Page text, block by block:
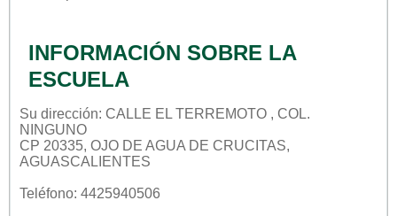
INFORMACIÓN SOBRE LA
ESCUELA
Su dirección: CALLE EL TERREMOTO , COL.
NINGUNO
CP 20335, OJO DE AGUA DE CRUCITAS,
AGUASCALIENTES
Teléfono: 4425940506